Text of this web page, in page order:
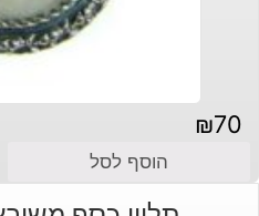
₪70
הוסף לסל